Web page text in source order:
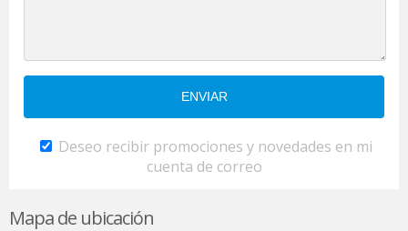
Deseo recibir promociones y novedades en mi
cuenta de correo
Mapa de ubicación